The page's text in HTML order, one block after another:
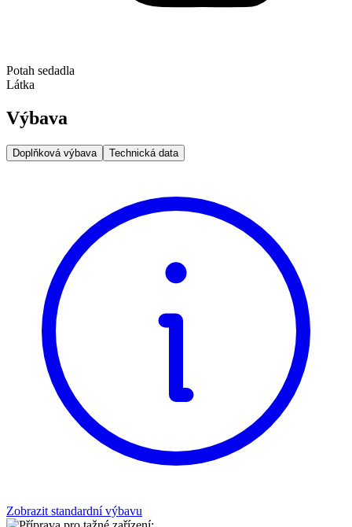
Potah sedadla
Látka
Výbava
Doplňková výbava Technická data
Zobrazit standardní výbavu